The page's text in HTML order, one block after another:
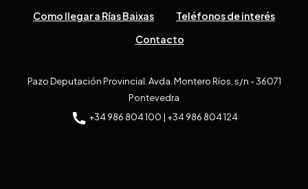
Como llegar a Rías Baixas
Teléfonos de interés
Contacto
Pazo Deputación Provincial. Avda. Montero Ríos, s/n - 36071
Pontevedra
+34 986 804 100 | +34 986 804 124